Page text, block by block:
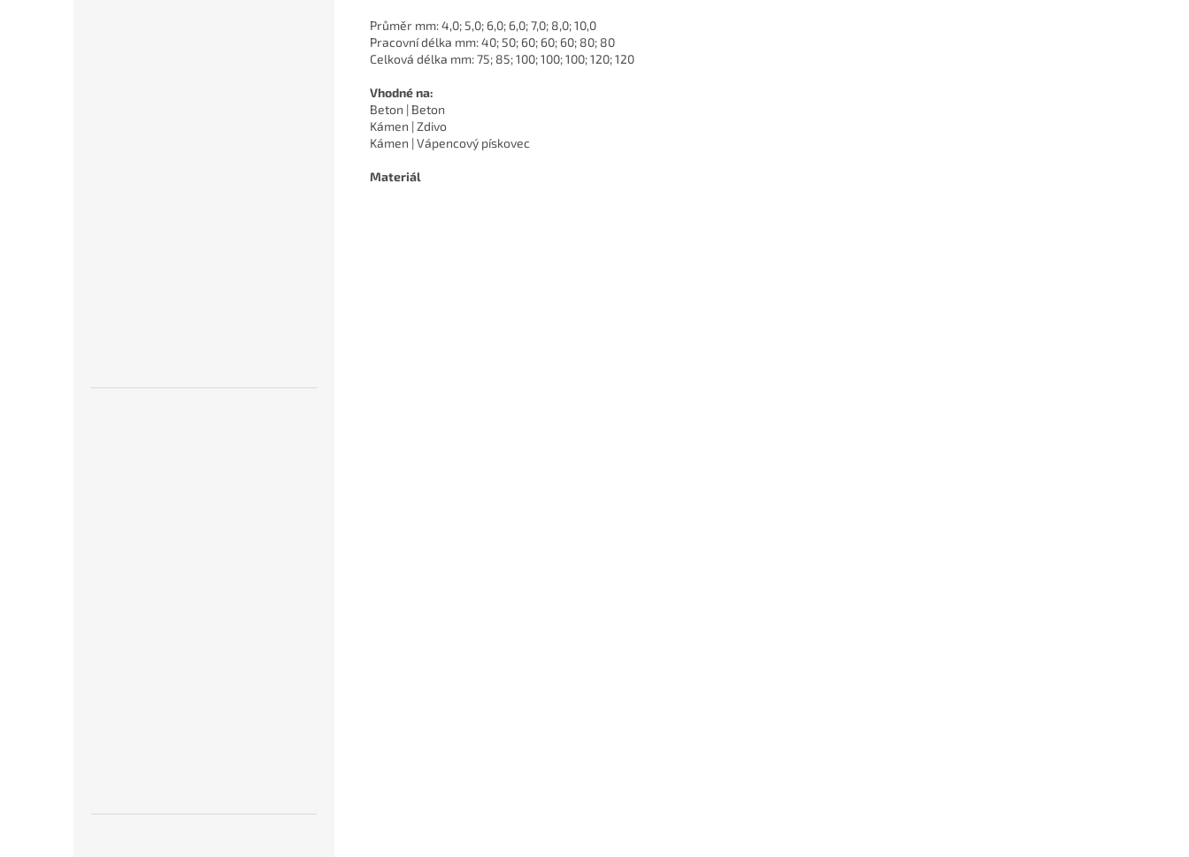
Průměr mm: 4,0; 5,0; 6,0; 6,0; 7,0; 8,0; 10,0
Pracovní délka mm: 40; 50; 60; 60; 60; 80; 80
Celková délka mm: 75; 85; 100; 100; 100; 120; 120
Vhodné na:
Beton | Beton
Kámen | Zdivo
Kámen | Vápencový pískovec
Materiál